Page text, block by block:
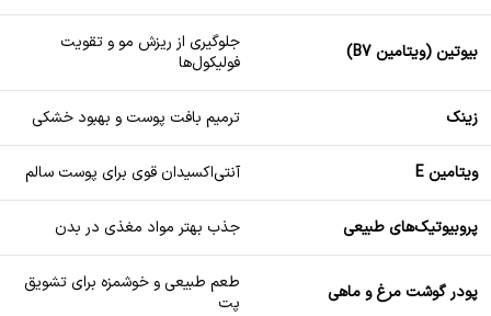
بیوتین (ویتامین B7)
جلوگیری از ریزش مو و تقویت
فولیکول‌ها
زینک ترمیم بافت پوست و بهبود خشکی
ویتامین E آنتی‌اکسیدان قوی برای پوست سالم
پروبیوتیک‌های طبیعی جذب بهتر مواد مغذی در بدن
پودر گوشت مرغ و ماهی
طعم طبیعی و خوشمزه برای تشویق
پت